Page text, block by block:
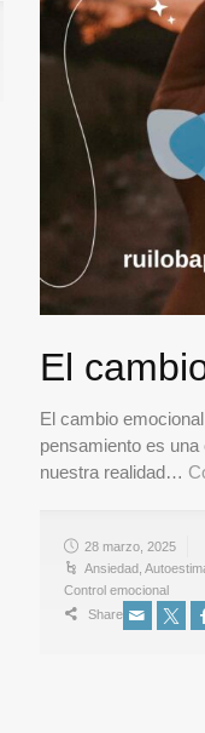
El
El cambio
pensamiento es
nuestra realidad…
28 marzo, 2025
Ansiedad ,
Control emocional
Share